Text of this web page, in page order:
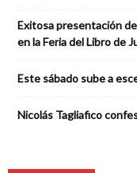
Exitosa presentación
en la Feria del Libro de
Este sábado sube a
Nicolás Tagliafico